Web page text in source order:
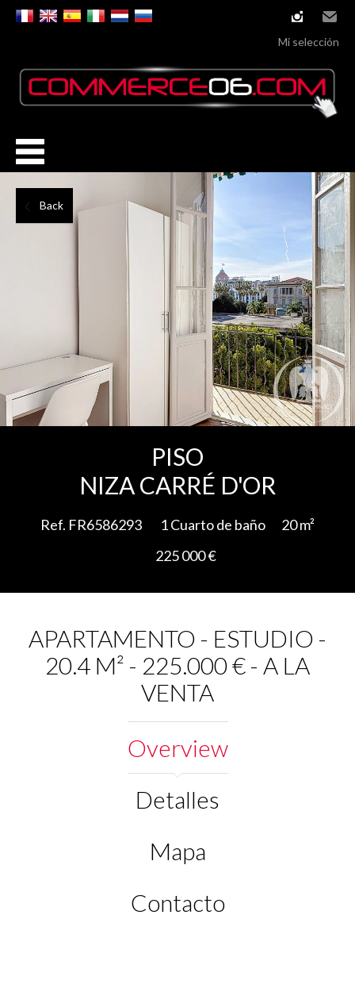
instagram
Email
Mi selección
Back
PISO
NIZA CARRÉ D'OR
Ref. FR6586293 1 Cuarto de baño
20 m²
225 000 €
APARTAMENTO - ESTUDIO -
20.4 M² - 225.000 € - A LA
VENTA
Overview
Detalles
Mapa
Contacto